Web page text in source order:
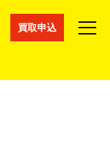
買取申込
通販サイト